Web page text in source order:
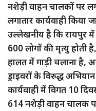
नशेड़ी वाहन चालकों पर
लगातार कार्यवाही किया
उल्लेखनीय है कि रायपुर
600 लोगों की मृत्यु होती
हालत में गाड़ी चलाना है,
ड्राइवरों के विरुद्ध
कार्यवाही में विगत 10
614 नशेड़ी वाहन चालक